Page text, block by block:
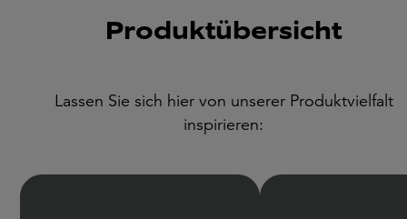
Produktübersicht
Lassen Sie sich hier von unserer Produktvielfalt
inspirieren: